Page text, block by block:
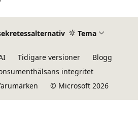
Tema
Tidigare versioner
Blogg
integritet
© Microsoft 2026